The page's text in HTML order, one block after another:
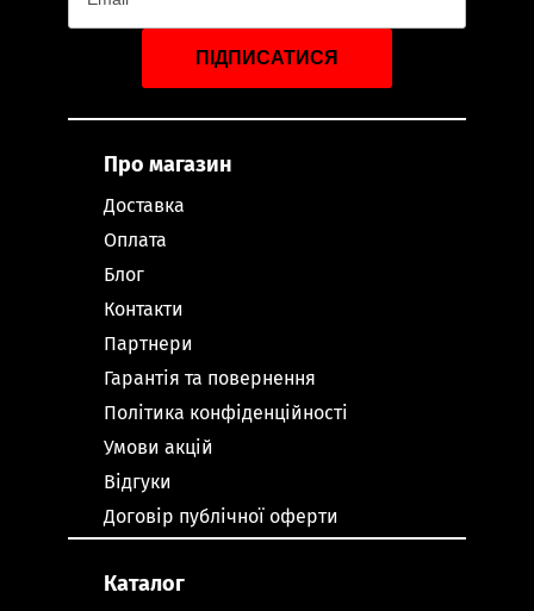
ПІДПИСАТИСЯ
Про магазин
Доставка
Оплата
Блог
Контакти
Партнери
Гарантія та повернення
Політика конфіденційності
Умови акцій
Відгуки
Договір публічної оферти
Каталог